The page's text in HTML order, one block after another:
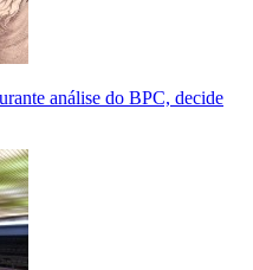
análise do BPC, decide